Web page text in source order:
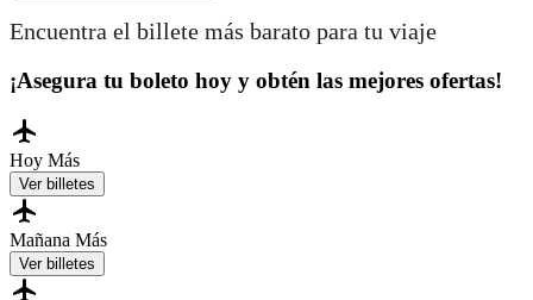
Encuentra el billete más barato para tu viaje
¡Asegura tu boleto hoy y obtén las mejores ofertas!
Hoy Más
Ver billetes
Mañana Más
Ver billetes